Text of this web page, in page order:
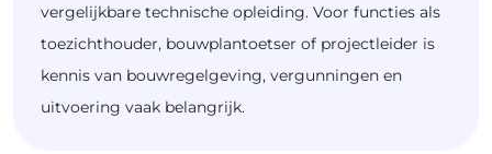
vergelijkbare technische opleiding. Voor functies als
toezichthouder, bouwplantoetser of projectleider is
kennis van bouwregelgeving, vergunningen en
uitvoering vaak belangrijk.